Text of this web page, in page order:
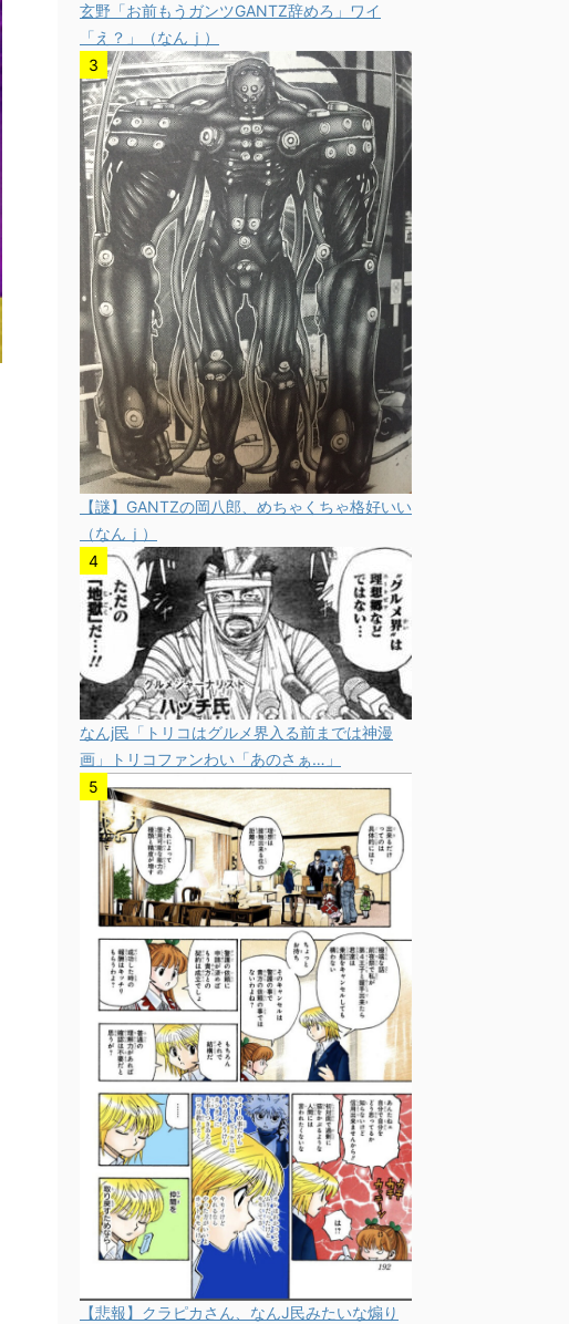
玄野「お前もうガンツGANTZ辞めろ」ワイ
「え？」（なんｊ）
【謎】GANTZの岡八郎、めちゃくちゃ格好いい
（なんｊ）
なんj民「トリコはグルメ界入る前までは神漫
画」トリコファンわい「あのさぁ…」
【悲報】クラピカさん、なんJ民みたいな煽り